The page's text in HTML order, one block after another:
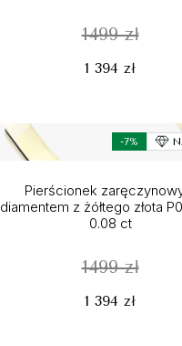
1499 zł
1 394 zł
-7%
Pierścionek
diamentem z żółtego złota
0.08 ct
1499 zł
1 394 zł